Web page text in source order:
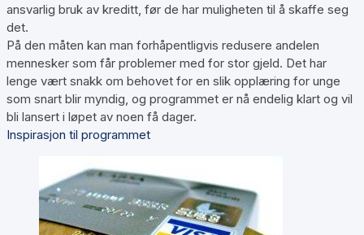
ansvarlig bruk av kreditt, før de har muligheten til å skaffe seg
det.
På den måten kan man forhåpentligvis redusere andelen
mennesker som får problemer med for stor gjeld. Det har
lenge vært snakk om behovet for en slik opplæring for unge
som snart blir myndig, og programmet er nå endelig klart og vil
bli lansert i løpet av noen få dager.
Inspirasjon til programmet